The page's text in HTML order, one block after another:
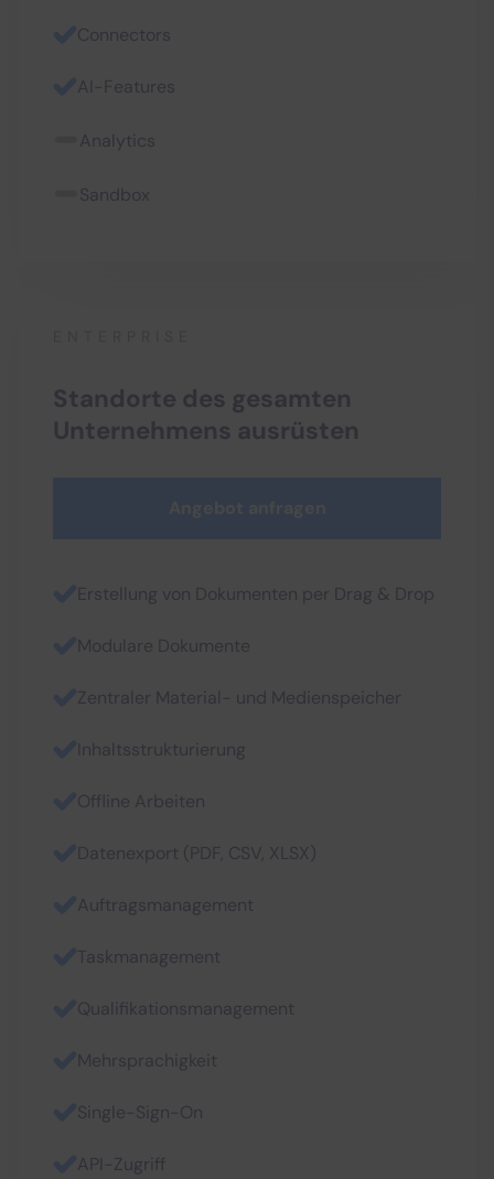
Connectors
AI-Features
Analytics
Sandbox
Standorte des gesamten
Unternehmens ausrüsten
Erstellung von Dokumenten per Drag & Drop
Modulare Dokumente
Zentraler Material- und Medienspeicher
Inhaltsstrukturierung
Offline Arbeiten
Datenexport (PDF, CSV, XLSX)
Auftragsmanagement
Taskmanagement
Qualifikationsmanagement
Mehrsprachigkeit
Single-Sign-On
API-Zugriff